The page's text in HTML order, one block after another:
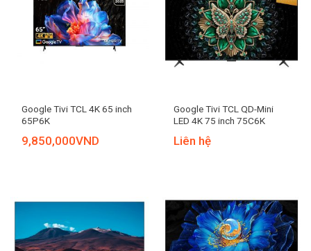
Google Tivi TCL 4K 65 inch
65P6K
9,850,000VND
Google Tivi TCL QD-Mini
LED 4K 75 inch 75C6K
Liên hệ